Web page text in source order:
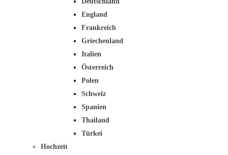
England
Frankreich
Griechenland
Italien
Österreich
Polen
Schweiz
Spanien
Thailand
Türkei
Hochzeit